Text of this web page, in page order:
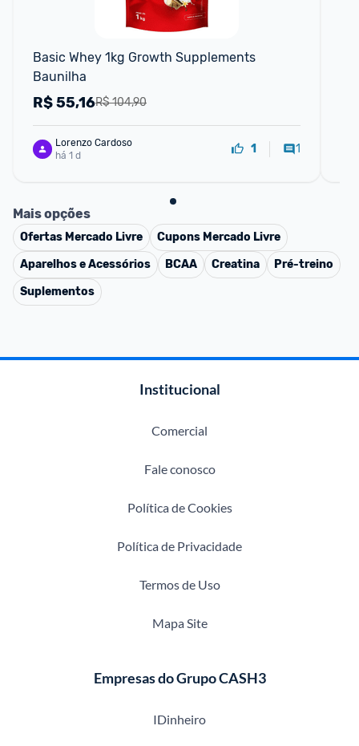
Basic Whey 1kg Growth Supplements
Baunilha
R$ 104,90
R$55,16
Lorenzo Cardoso
há 1 d
1 1
Mais opções
Ofertas Mercado Livre Cupons Mercado Livre
Aparelhos e Acessórios
BCAA Creatina
Pré-treino
Suplementos
Institucional
Comercial
Fale conosco
Política de Cookies
Política de Privacidade
Termos de Uso
Mapa Site
Empresas do Grupo CASH3
IDinheiro